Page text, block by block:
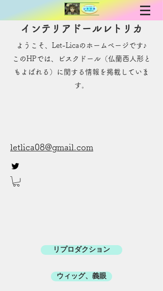
インテリアドールレトリカ
ようこそ、Let-Licaのホームページです♪
​このHPでは、ビスクドール（仏蘭西人形と
もよばれる）に関する情報を掲載していま
す。
letlica08@gmail.com
リプロダクション
ウィッグ、義眼